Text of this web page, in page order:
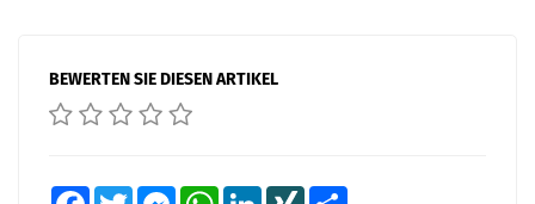
BEWERTEN SIE DIESEN ARTIKEL
FacebookTwitter MessengerWhatsAppLinkedInXING